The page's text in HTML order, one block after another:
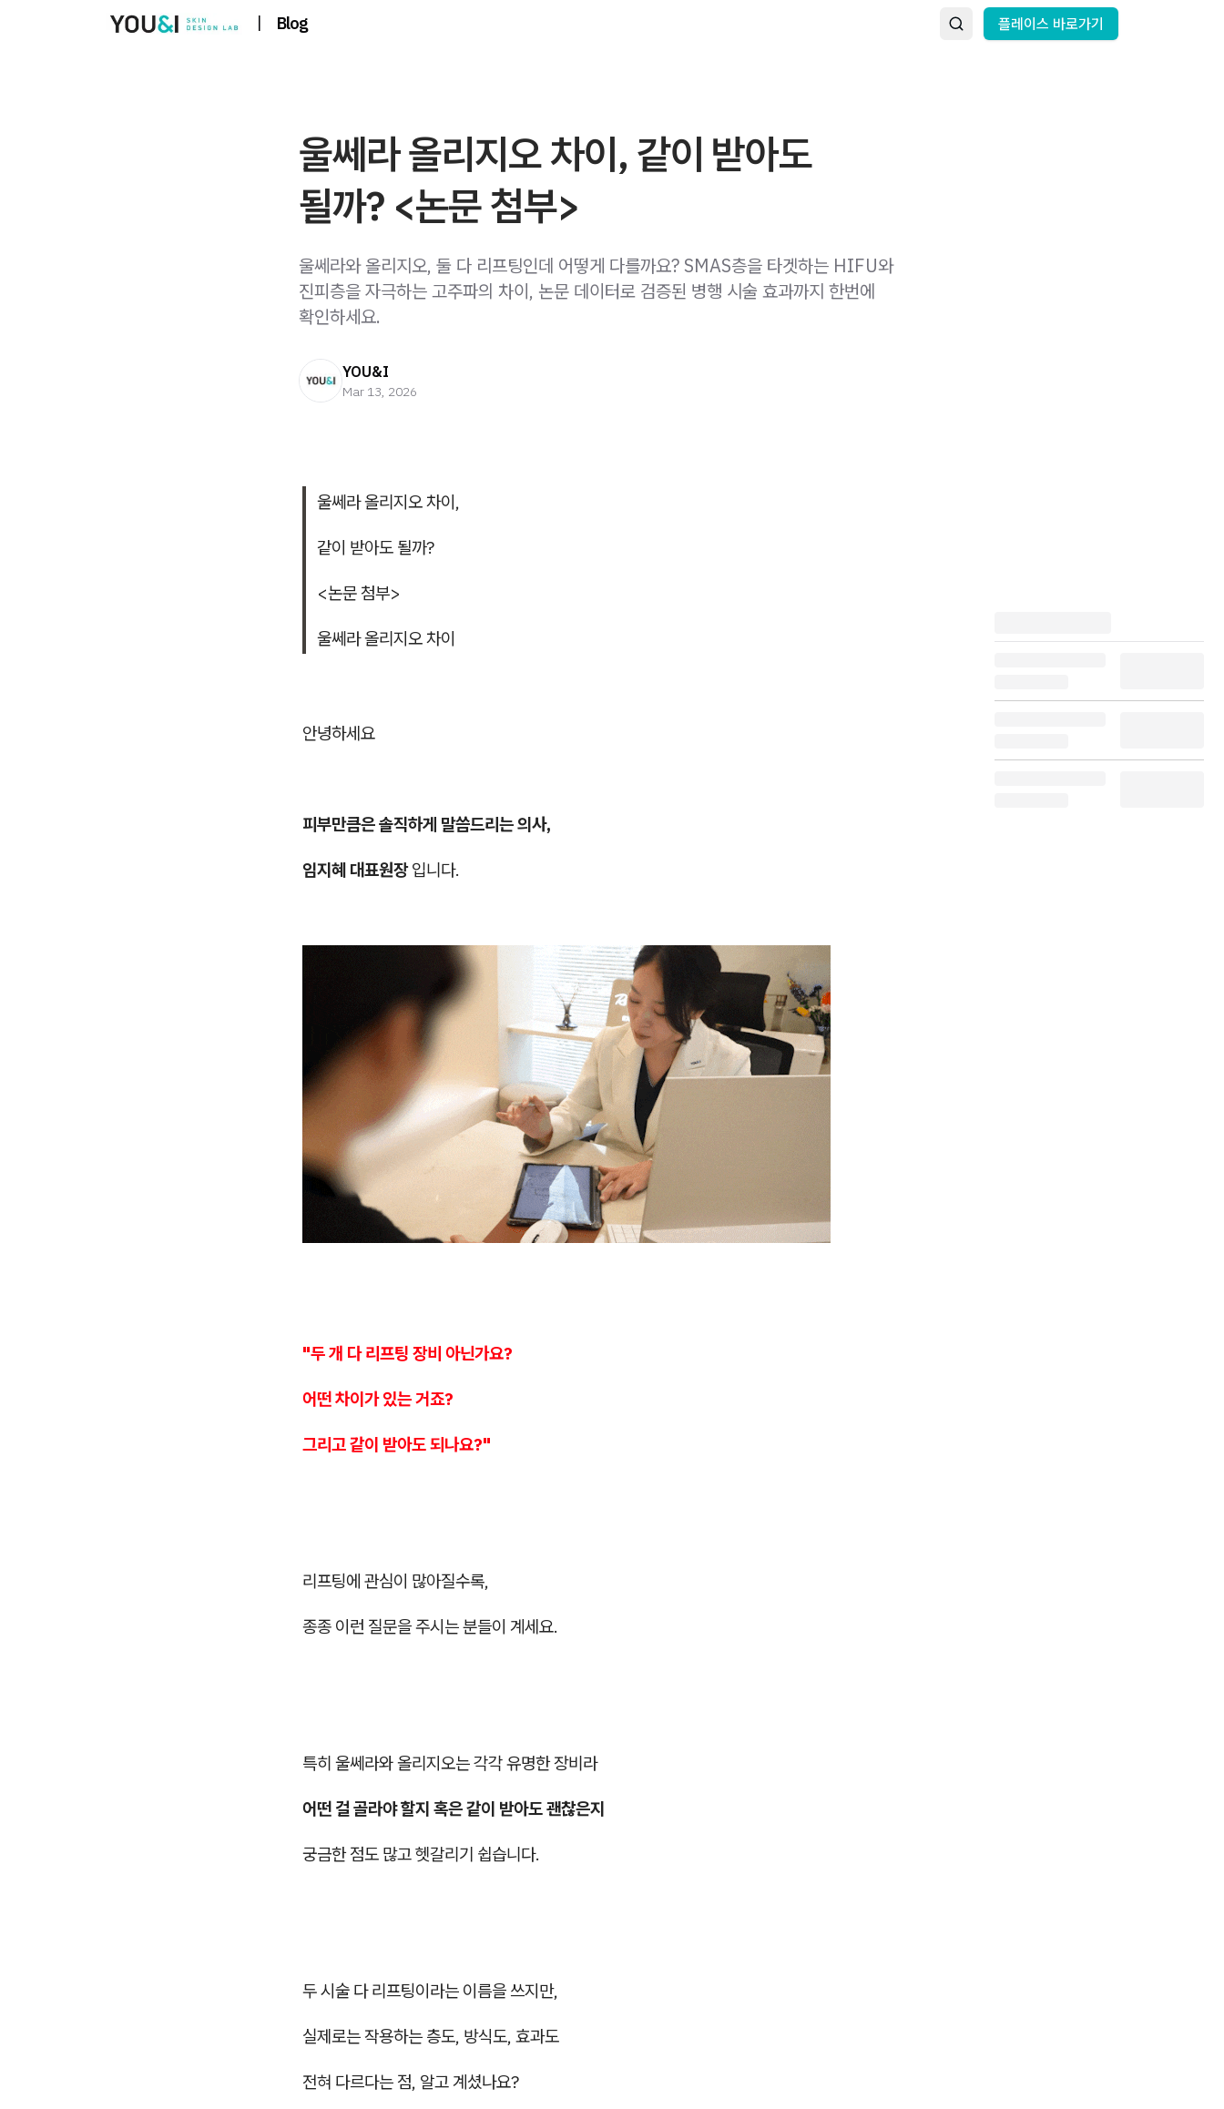
| Blog 플레이스 바로가기
울쎄라 올리지오 차이, 같이 받아도
될까? <논문 첨부>
울쎄라와 올리지오, 둘 다 리프팅인데 어떻게 다를까요? SMAS층을 타겟하는 HIFU와
진피층을 자극하는 고주파의 차이, 논문 데이터로 검증된 병행 시술 효과까지 한번에
확인하세요.
YOU&I
Mar 13, 2026
울쎄라 올리지오 차이,
같이 받아도 될까?
<논문 첨부>
울쎄라 올리지오 차이
안녕하세요
피부만큼은 솔직하게 말씀드리는 의사,
임지혜 대표원장입니다.
"두 개 다 리프팅 장비 아닌가요?
어떤 차이가 있는 거죠?
그리고 같이 받아도 되나요?"
리프팅에 관심이 많아질수록,
종종 이런 질문을 주시는 분들이 계세요.
특히 울쎄라와 올리지오는 각각 유명한 장비라
어떤 걸 골라야 할지 혹은 같이 받아도 괜찮은지
궁금한 점도 많고 헷갈리기 쉽습니다.
두 시술 다 리프팅이라는 이름을 쓰지만,
실제로는 작용하는 층도, 방식도, 효과도
전혀 다르다는 점, 알고 계셨나요?